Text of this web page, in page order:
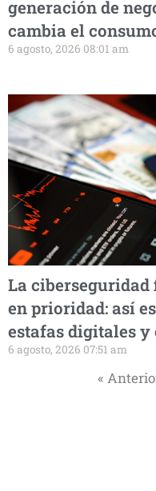
generación de
cambia el
6 agosto, 2026 08:01 am
La
en prioridad: así
estafas digitales
6 agosto, 2026 07:51 am
«